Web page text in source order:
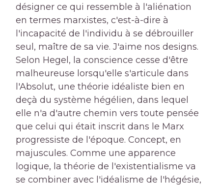
désigner ce qui ressemble à l'aliénation
en termes marxistes, c'est-à-dire à
l'incapacité de l'individu à se débrouiller
seul, maître de sa vie. J'aime nos designs.
Selon Hegel, la conscience cesse d'être
malheureuse lorsqu'elle s'articule dans
l'Absolut, une théorie idéaliste bien en
deçà du système hégélien, dans lequel
elle n'a d'autre chemin vers toute pensée
que celui qui était inscrit dans le Marx
progressiste de l'époque. Concept, en
majuscules. Comme une apparence
logique, la théorie de l'existentialisme va
se combiner avec l'idéalisme de l'hégésie,